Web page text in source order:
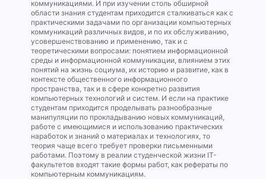
коммуникациями. И при изучении столь обширной
области знания студентам приходится сталкиваться как с
практическими задачами по организации компьютерных
коммуникаций различных видов, и по их обслуживанию,
усовершенствованию и применению, так и с
теоретическими вопросами: понятием информационной
среды и информационной коммуникации, влиянием этих
понятий на жизнь социума, их историю и развитие, как в
контексте общественного информационного
пространства, так и в сфере конкретно развития
компьютерных технологий и систем. И если на практике
студентам приходится проделывать разнообразные
манипуляции по прокладыванию новых коммуникаций,
работе с имеющимися и использованию практических
наработок и знаний о материалах и технологиях, то
теория чаще всего требует проверки письменными
работами. Поэтому в реалии студенческой жизни IT-
факультетов входят такие формы работ, как рефераты по
компьютерным коммуникациям.